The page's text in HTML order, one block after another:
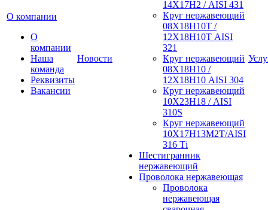
О компании
О
компании
Наша
команда
Реквизиты
Вакансии
Новости
14Х17Н2 / AISI 431
Круг нержавеющий
08Х18Н10Т /
12Х18Н10Т AISI
321
Круг нержавеющий
08Х18Н10 /
12Х18Н10 AISI 304
Круг нержавеющий
10Х23Н18 / AISI
310S
Круг нержавеющий
10Х17Н13М2Т/AISI
316 Тi
Шестигранник
нержавеющий
Проволока нержавеющая
Проволока
нержавеющая